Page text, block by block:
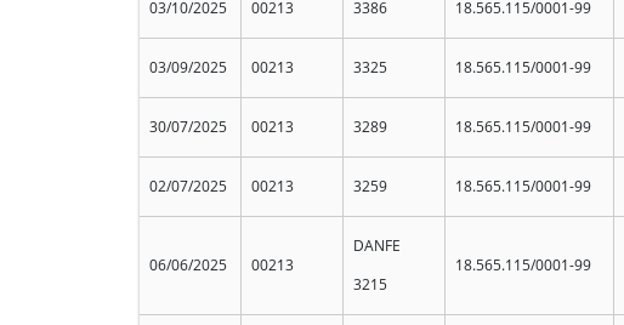
03/10/2025 00213 3386 18.565.115/0001-99
03/09/2025 00213 3325 18.565.115/0001-99
30/07/2025 00213 3289 18.565.115/0001-99
02/07/2025 00213 3259 18.565.115/0001-99
06/06/2025 00213
DANFE
3215
18.565.115/0001-99